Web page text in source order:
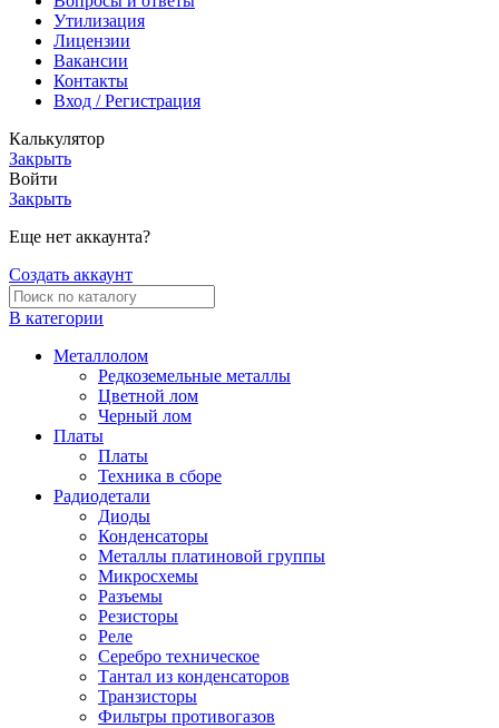
Утилизация
Лицензии
Вакансии
Контакты
Вход / Регистрация
Калькулятор
Закрыть
Войти
Закрыть
Еще нет аккаунта?
Создать аккаунт
В категории
Металлолом
Редкоземельные металлы
Цветной лом
Черный лом
Платы
Платы
Техника в сборе
Радиодетали
Диоды
Конденсаторы
Металлы платиновой группы
Микросхемы
Разъемы
Резисторы
Реле
Серебро техническое
Тантал из конденсаторов
Транзисторы
Фильтры противогазов